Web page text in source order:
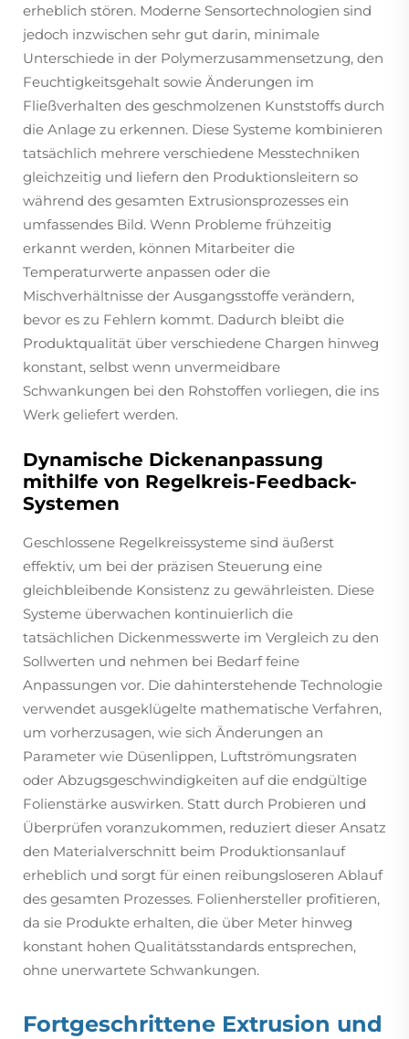
erheblich stören. Moderne Sensortechnologien sind
jedoch inzwischen sehr gut darin, minimale
Unterschiede in der Polymerzusammensetzung, den
Feuchtigkeitsgehalt sowie Änderungen im
Fließverhalten des geschmolzenen Kunststoffs durch
die Anlage zu erkennen. Diese Systeme kombinieren
tatsächlich mehrere verschiedene Messtechniken
gleichzeitig und liefern den Produktionsleitern so
während des gesamten Extrusionsprozesses ein
umfassendes Bild. Wenn Probleme frühzeitig
erkannt werden, können Mitarbeiter die
Temperaturwerte anpassen oder die
Mischverhältnisse der Ausgangsstoffe verändern,
bevor es zu Fehlern kommt. Dadurch bleibt die
Produktqualität über verschiedene Chargen hinweg
konstant, selbst wenn unvermeidbare
Schwankungen bei den Rohstoffen vorliegen, die ins
Werk geliefert werden.
Dynamische Dickenanpassung
mithilfe von Regelkreis-Feedback-
Systemen
Geschlossene Regelkreissysteme sind äußerst
effektiv, um bei der präzisen Steuerung eine
gleichbleibende Konsistenz zu gewährleisten. Diese
Systeme überwachen kontinuierlich die
tatsächlichen Dickenmesswerte im Vergleich zu den
Sollwerten und nehmen bei Bedarf feine
Anpassungen vor. Die dahinterstehende Technologie
verwendet ausgeklügelte mathematische Verfahren,
um vorherzusagen, wie sich Änderungen an
Parameter wie Düsenlippen, Luftströmungsraten
oder Abzugsgeschwindigkeiten auf die endgültige
Folienstärke auswirken. Statt durch Probieren und
Überprüfen voranzukommen, reduziert dieser Ansatz
den Materialverschnitt beim Produktionsanlauf
erheblich und sorgt für einen reibungsloseren Ablauf
des gesamten Prozesses. Folienhersteller profitieren,
da sie Produkte erhalten, die über Meter hinweg
konstant hohen Qualitätsstandards entsprechen,
ohne unerwartete Schwankungen.
Fortgeschrittene Extrusion und